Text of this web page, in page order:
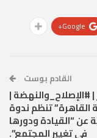
Google+
القادم بوست
#الإصلاح_والنهضة |
القاهرة” تنظم ندوة
عن “القيادة ودورها
في تغيير المجتمع”.